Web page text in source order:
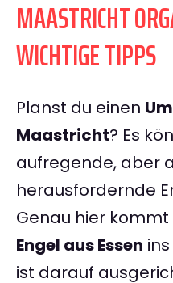
MAASTRICHT
WICHTIGE TIPPS
Planst du einen
Maastricht? Es
aufregende, aber
herausfordernde
Genau hier
Engel aus Essen
ist darauf